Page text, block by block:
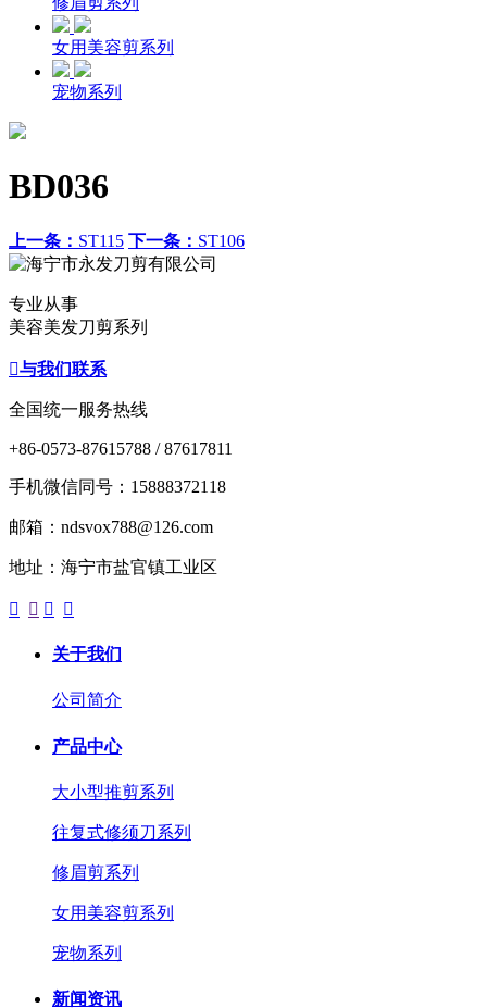
女用美容剪系列
宠物系列
BD036
上一条： ST115 下一条： ST106
专业从事
美容美发刀剪系列
与我们联系
全国统一服务热线
+86-0573-87615788 / 87617811
手机微信同号：15888372118
邮箱：ndsvox788@126.com
地址：海宁市盐官镇工业区
   
关于我们
公司简介
产品中心
大小型推剪系列
往复式修须刀系列
修眉剪系列
女用美容剪系列
宠物系列
新闻资讯